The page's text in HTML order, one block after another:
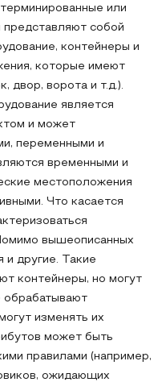
или
собой
контейнеры и
которые имеют
двор, ворота и т.д.).
является
и может
переменными и
временными и
местоположения
Что касается
вышеописанных
и другие. Такие
контейнеры, но могут
обрабатывают
изменять их
может быть
правилами (например,
ожидающих